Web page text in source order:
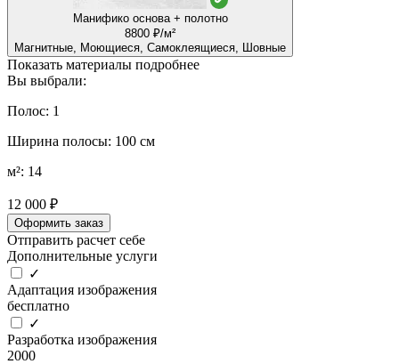
Манифико основа + полотно
8800 ₽/м²
Магнитные, Моющиеся, Самоклеящиеся, Шовные
Показать материалы подробнее
Вы выбрали:
Полос: 1
Ширина полосы: 100 см
м²: 14
12 000 ₽
Оформить заказ
Отправить расчет себе
Дополнительные услуги
✓
Адаптация изображения
бесплатно
✓
Разработка изображения
2000